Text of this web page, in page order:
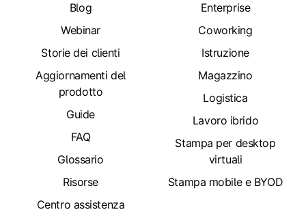
Blog
Webinar
Storie dei clienti
Aggiornamenti del
prodotto
Guide
FAQ
Glossario
Risorse
Centro assistenza
Enterprise
Coworking
Istruzione
Magazzino
Logistica
Lavoro ibrido
Stampa per desktop
virtuali
Stampa mobile e BYOD